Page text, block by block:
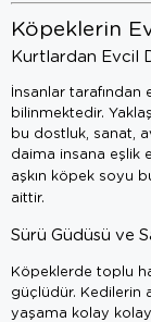
Köpeklerin
Kurtlardan Evcil
İnsanlar
bilinmektedir.
bu dostluk, sanat,
daima insana eşlik
aşkın köpek soyu
aittir.
Sürü Güdüsü ve
Köpeklerde toplu
güçlüdür. Kedilerin
yaşama kolay